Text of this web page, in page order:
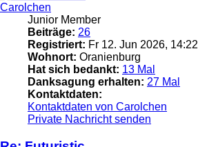
Carolchen
Junior Member
Beiträge: 26
Registriert: Fr 12. Jun 2026, 14:22
Wohnort: Oranienburg
Hat sich bedankt: 13 Mal
Danksagung erhalten: 27 Mal
Kontaktdaten:
Kontaktdaten von Carolchen
Private Nachricht senden